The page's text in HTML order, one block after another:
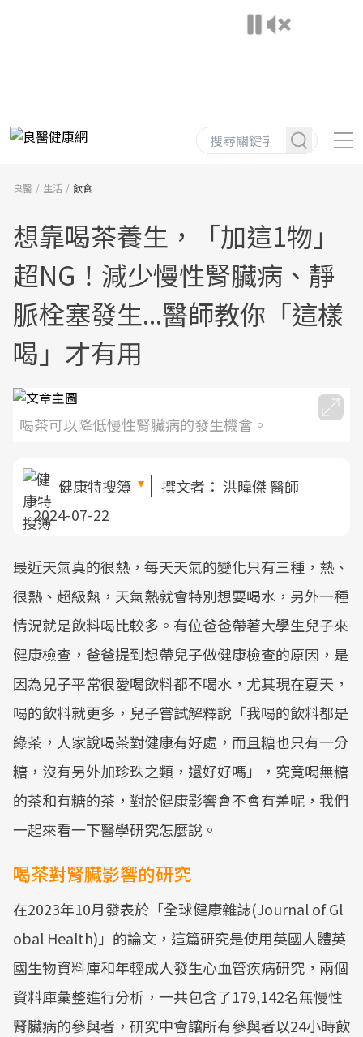
良醫 生活 飲食
想靠喝茶養生，「加這1物」
超NG！減少慢性腎臟病、靜
脈栓塞發生...醫師教你「這樣
喝」才有用
喝茶可以降低慢性腎臟病的發生機會。
健康特搜簿 撰文者： 洪暐傑 醫師
2024-07-22
最近天氣真的很熱，每天天氣的變化只有三種，熱、
很熱、超級熱，天氣熱就會特別想要喝水，另外一種
情況就是飲料喝比較多。有位爸爸帶著大學生兒子來
健康檢查，爸爸提到想帶兒子做健康檢查的原因，是
因為兒子平常很愛喝飲料都不喝水，尤其現在夏天，
喝的飲料就更多，兒子嘗試解釋說「我喝的飲料都是
綠茶，人家說喝茶對健康有好處，而且糖也只有一分
糖，沒有另外加珍珠之類，還好好嗎」，究竟喝無糖
的茶和有糖的茶，對於健康影響會不會有差呢，我們
一起來看一下醫學研究怎麼說。
喝茶對腎臟影響的研究
在2023年10月發表於「全球健康雜誌(Journal of Gl
obal Health)」的論文，這篇研究是使用英國人體英
國生物資料庫和年輕成人發生心血管疾病研究，兩個
資料庫彙整進行分析，一共包含了179,142名無慢性
腎臟病的參與者，研究中會讓所有參與者以24小時飲